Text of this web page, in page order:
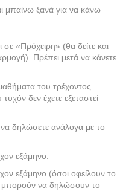
μπαίνω ξανά για να κάνω
«Πρόχειρη» (θα δείτε και
Πρέπει μετά να κάνετε
του τρέχοντος
δεν έχετε εξεταστεί
δηλώσετε ανάλογα με το
εξάμηνο.
εξάμηνο (όσοι οφείλουν το
μπορούν να δηλώσουν το